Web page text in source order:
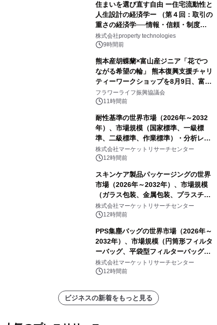
住まいを選び直す自由 ー住宅流動性と
人生設計の経済学ー （第４回：取引の
重さの経済学──情報・信頼・制度を
PropTechはどう組み替えるか）｜
PropTech-Lab
株式会社property technologies
9時間前
熊本産胡蝶蘭×富山産ジニア「花でつ
ながる希望の輪」 熊本復興支援チャリ
ティーワークショップを8月9日、富
山・射水で開催
フラワーライフ振興協議会
11時間前
耐性基準の世界市場（2026年～2032
年）、市場規模（国家標準、一級標
準、二級標準、作業標準）・分析レポ
ートを発表
株式会社マーケットリサーチセンター
12時間前
スキンケア製品パッケージングの世界
市場（2026年～2032年）、市場規模
（ガラス包装、金属包装、プラスチッ
ク包装、その他）・分析レポートを発
表
株式会社マーケットリサーチセンター
12時間前
PPS集塵バッグの世界市場（2026年～
2032年）、市場規模（円筒形フィルタ
ーバッグ、平袋型フィルターバッグ、
プリーツフィルターバッグ、その
他）・分析レポートを発表
株式会社マーケットリサーチセンター
12時間前
ビジネスの新着をもっと見る